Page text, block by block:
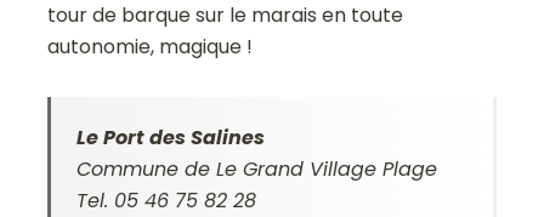
tour de barque sur le marais en toute
autonomie, magique !
Le Port des Salines
Commune de Le Grand Village Plage
Tel. 05 46 75 82 28